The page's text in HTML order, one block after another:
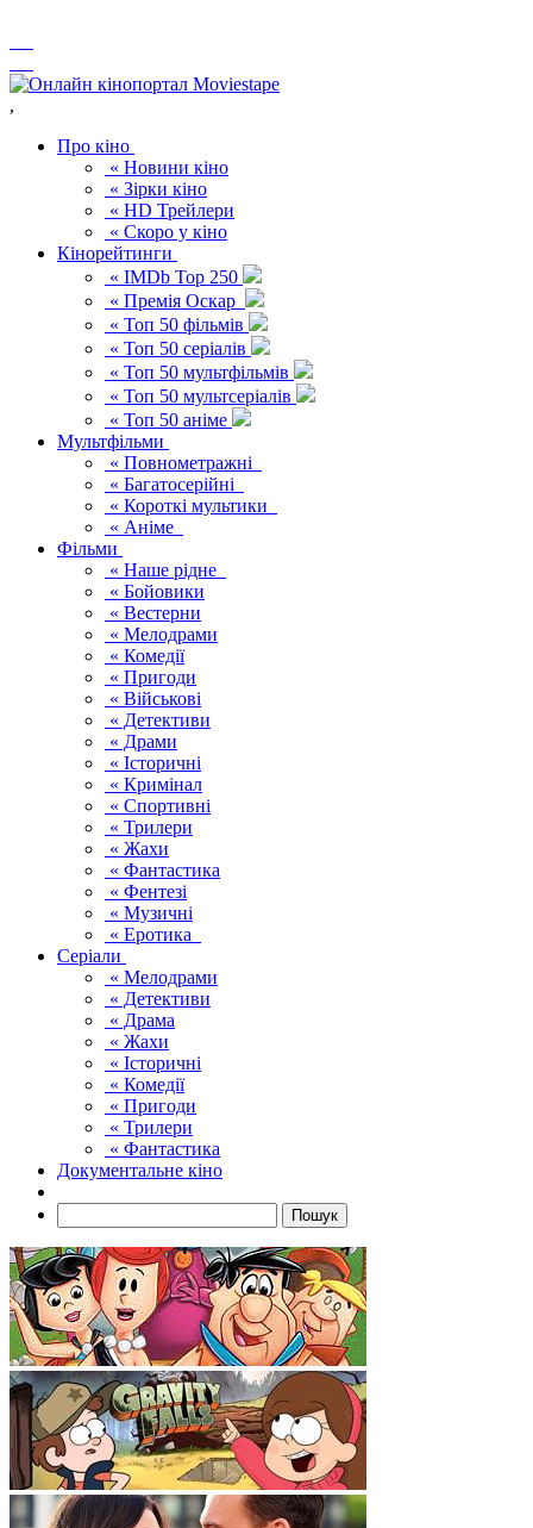
,
Про кіно
« Новини кіно
« Зірки кіно
« HD Трейлери
« Скоро у кіно
Кінорейтинги
« IMDb Top 250
« Премія Оскар
« Топ 50 фільмів
« Топ 50 серіалів
« Топ 50 мультфільмів
« Топ 50 мультсеріалів
« Топ 50 аніме
Мультфільми
« Повнометражні
« Багатосерійні
« Короткі мультики
« Аніме
Фільми
« Наше рідне
« Бойовики
« Вестерни
« Мелодрами
« Комедії
« Пригоди
« Військові
« Детективи
« Драми
« Історичні
« Кримінал
« Спортивні
« Трилери
« Жахи
« Фантастика
« Фентезі
« Музичні
« Еротика
Серіали
« Мелодрами
« Детективи
« Драма
« Жахи
« Історичні
« Комедії
« Пригоди
« Трилери
« Фантастика
Документальне кіно
Пошук